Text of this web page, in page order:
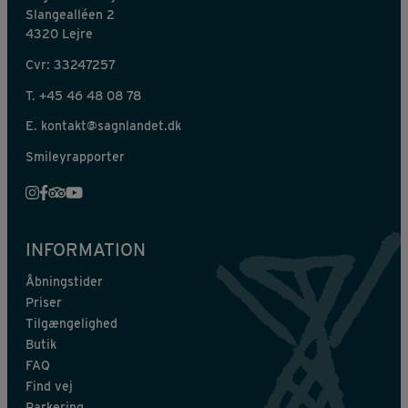
Slangealléen 2
4320 Lejre
Cvr: 33247257
T. +45 46 48 08 78
E. kontakt@sagnlandet.dk
Smileyrapporter
INFORMATION
Åbningstider
Priser
Tilgængelighed
Butik
FAQ
Find vej